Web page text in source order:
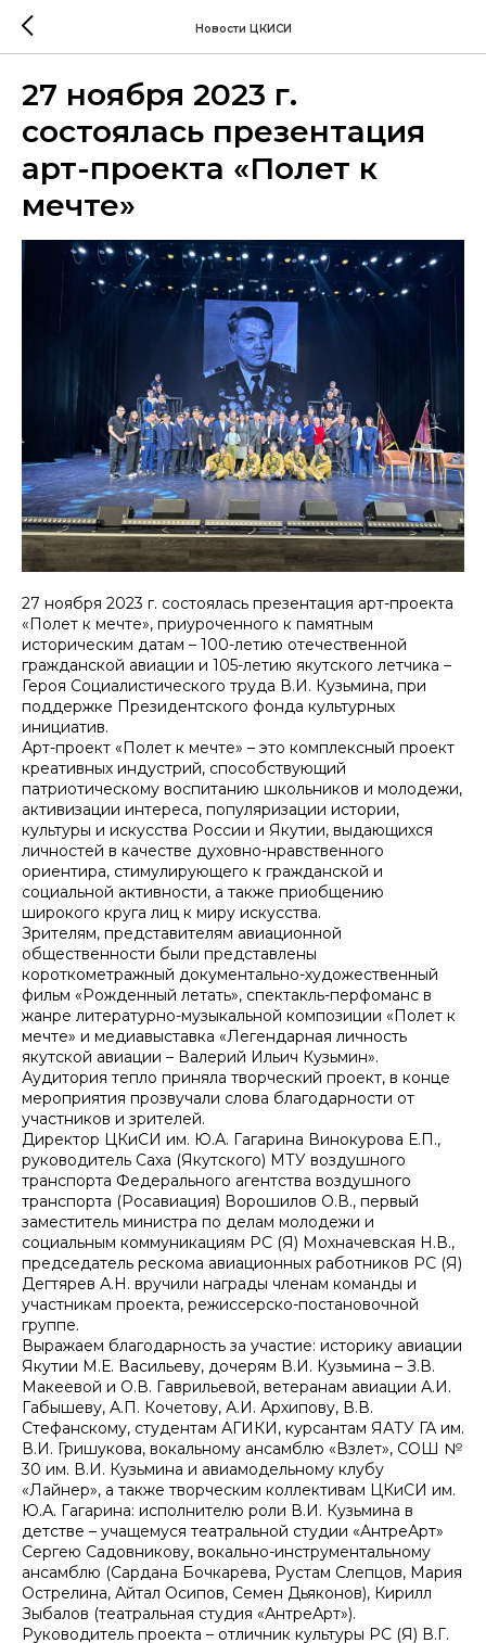
Новости ЦКИСИ
27 ноября 2023 г.
состоялась презентация
арт-проекта «Полет к
мечте»
27 ноября 2023 г. состоялась презентация арт-проекта
«Полет к мечте», приуроченного к памятным
историческим датам – 100-летию отечественной
гражданской авиации и 105-летию якутского летчика –
Героя Социалистического труда В.И. Кузьмина, при
поддержке Президентского фонда культурных
инициатив.
Арт-проект «Полет к мечте» – это комплексный проект
креативных индустрий, способствующий
патриотическому воспитанию школьников и молодежи,
активизации интереса, популяризации истории,
культуры и искусства России и Якутии, выдающихся
личностей в качестве духовно-нравственного
ориентира, стимулирующего к гражданской и
социальной активности, а также приобщению
широкого круга лиц к миру искусства.
Зрителям, представителям авиационной
общественности были представлены
короткометражный документально-художественный
фильм «Рожденный летать», спектакль-перфоманс в
жанре литературно-музыкальной композиции «Полет к
мечте» и медиавыставка «Легендарная личность
якутской авиации – Валерий Ильич Кузьмин».
Аудитория тепло приняла творческий проект, в конце
мероприятия прозвучали слова благодарности от
участников и зрителей.
Директор ЦКиСИ им. Ю.А. Гагарина Винокурова Е.П.,
руководитель Саха (Якутского) МТУ воздушного
транспорта Федерального агентства воздушного
транспорта (Росавиация) Ворошилов О.В., первый
заместитель министра по делам молодежи и
социальным коммуникациям РС (Я) Мохначевская Н.В.,
председатель рескома авиационных работников РС (Я)
Дегтярев А.Н. вручили награды членам команды и
участникам проекта, режиссерско-постановочной
группе.
Выражаем благодарность за участие: историку авиации
Якутии М.Е. Васильеву, дочерям В.И. Кузьмина – З.В.
Макеевой и О.В. Гаврильевой, ветеранам авиации А.И.
Габышеву, А.П. Кочетову, А.И. Архипову, В.В.
Стефанскому, студентам АГИКИ, курсантам ЯАТУ ГА им.
В.И. Гришукова, вокальному ансамблю «Взлет», СОШ №
30 им. В.И. Кузьмина и авиамодельному клубу
«Лайнер», а также творческим коллективам ЦКиСИ им.
Ю.А. Гагарина: исполнителю роли В.И. Кузьмина в
детстве – учащемуся театральной студии «АнтреАрт»
Сергею Садовникову, вокально-инструментальному
ансамблю (Сардана Бочкарева, Рустам Слепцов, Мария
Острелина, Айтал Осипов, Семен Дьяконов), Кирилл
Зыбалов (театральная студия «АнтреАрт»).
Руководитель проекта – отличник культуры РС (Я) В.Г.